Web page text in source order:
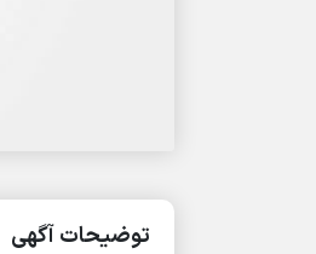
توضیحات آگهی